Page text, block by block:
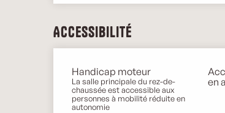
Accessibilité
Handicap moteur
La salle principale du rez-de-
chaussée est accessible aux
personnes à mobilité réduite en
autonomie
en